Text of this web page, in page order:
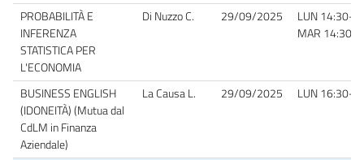
PROBABILITÀ E
INFERENZA
STATISTICA PER
L'ECONOMIA
Di Nuzzo C. 29/09/2025
LUN 14:30-
MAR 14:30-
BUSINESS ENGLISH
(IDONEITÀ) (Mutua dal
CdLM in Finanza
Aziendale)
La Causa L. 29/09/2025 LUN 16:30-